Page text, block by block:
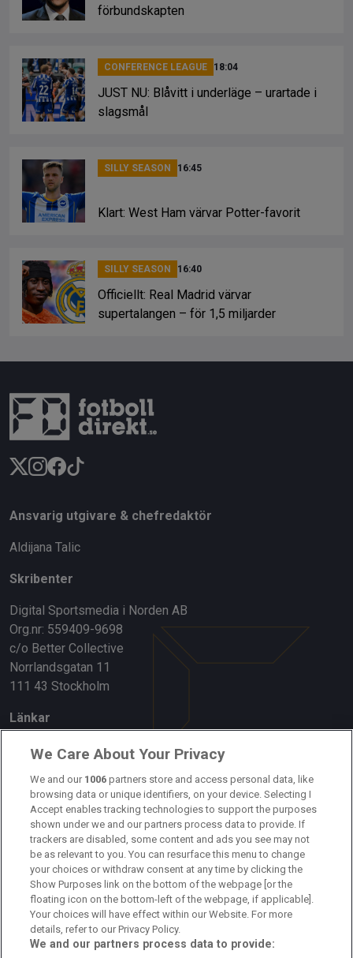
förbundskapten
CONFERENCE LEAGUE 18:04
JUST NU: Blåvitt i underläge – urartade i
slagsmål
SILLY SEASON 16:45
Klart: West Ham värvar Potter-favorit
SILLY SEASON 16:40
Officiellt: Real Madrid värvar
supertalangen – för 1,5 miljarder
Ansvarig utgivare & chefredaktör
Aldijana Talic
Skribenter
Digital Sportsmedia i Norden AB
Org.nr: 559409-9698
c/o Better Collective
Norrlandsgatan 11
111 43 Stockholm
Länkar
Om oss
Kontakta oss
Kundtjänst
Sponsor: Rekatochklart
Annonsera på Fotbolldirekt
Redaktionell policy
Personuppgiftspolicy
We Care About Your Privacy
We and our 1006 partners store and access personal data, like
browsing data or unique identifiers, on your device. Selecting I
Accept enables tracking technologies to support the purposes
shown under we and our partners process data to provide. If
trackers are disabled, some content and ads you see may not
be as relevant to you. You can resurface this menu to change
your choices or withdraw consent at any time by clicking the
Show Purposes link on the bottom of the webpage [or the
floating icon on the bottom-left of the webpage, if applicable].
Your choices will have effect within our Website. For more
details, refer to our Privacy Policy.
We and our partners process data to provide: